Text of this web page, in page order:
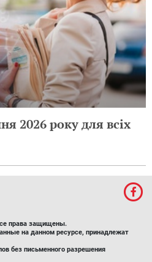
2026 року для всіх
права защищены.
на данном ресурсе, принадлежат
без письменного разрешения